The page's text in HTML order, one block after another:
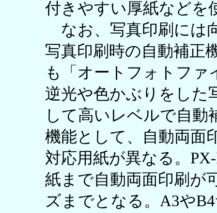
付きやすい厚紙などを
なお、写真印刷には
写真印刷時の自動補正
も「オートフォトファ
逆光や色かぶりをした
して高いレベルで自動
機能として、自動両面
対応用紙が異なる。
紙まで自動両面印刷が
ズまでとなる。A3や